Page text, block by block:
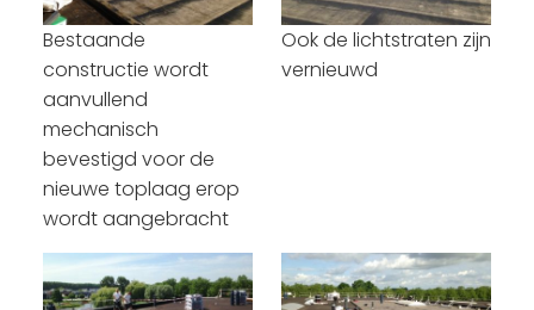
Bestaande
constructie wordt
aanvullend
mechanisch
bevestigd voor de
nieuwe toplaag erop
wordt aangebracht
Ook de lichtstraten zijn
vernieuwd